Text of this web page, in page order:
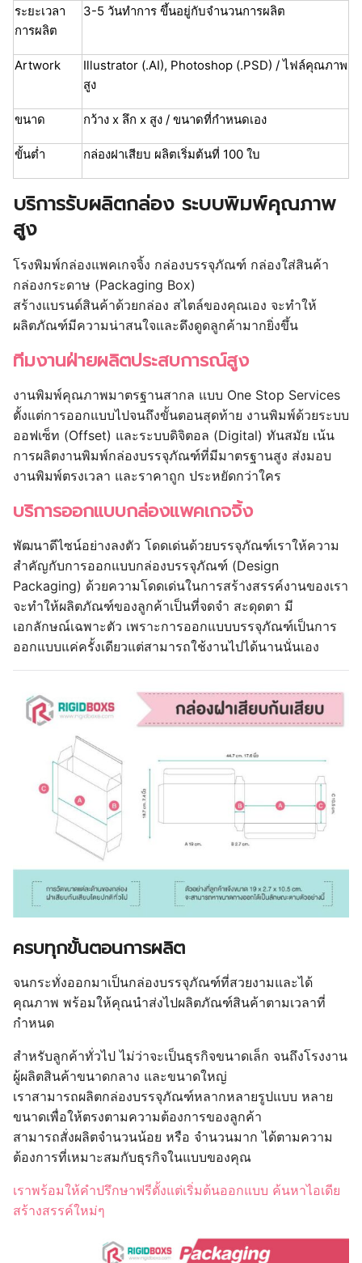
ระยะเวลา
การผลิต
3-5 วันทำการ ขึ้นอยู่กับจำนวนการผลิต
Artwork
Illustrator (.AI), Photoshop (.PSD) / ไฟล์คุณภาพ
สูง
ขนาด กว้าง x ลึก x สูง / ขนาดที่กำหนดเอง
ขั้นต่ำ กล่องฝาเสียบ ผลิตเริ่มต้นที่ 100 ใบ
บริการรับผลิตกล่อง ระบบพิมพ์คุณภาพ
สูง
โรงพิมพ์กล่องแพคเกจจิ้ง กล่องบรรจุภัณฑ์ กล่องใส่สินค้า
กล่องกระดาษ (Packaging Box)
สร้างแบรนด์สินค้าด้วยกล่อง สไตล์ของคุณเอง จะทำให้
ผลิตภัณฑ์มีความน่าสนใจและดึงดูดลูกค้ามากยิ่งขึ้น
ทีมงานฝ่ายผลิตประสบการณ์สูง
งานพิมพ์คุณภาพมาตรฐานสากล แบบ One Stop Services
ตั้งแต่การออกแบบไปจนถึงขั้นตอนสุดท้าย งานพิมพ์ด้วยระบบ
ออฟเซ็ท (Offset) และระบบดิจิตอล (Digital) ทันสมัย เน้น
การผลิตงานพิมพ์กล่องบรรจุภัณฑ์ที่มีมาตรฐานสูง ส่งมอบ
งานพิมพ์ตรงเวลา และราคาถูก ประหยัดกว่าใคร
บริการออกแบบกล่องแพคเกจจิ้ง
พัฒนาดีไซน์อย่างลงตัว โดดเด่นด้วยบรรจุภัณฑ์เราให้ความ
สำคัญกับการออกแบบกล่องบรรจุภัณฑ์ (Design
Packaging) ด้วยความโดดเด่นในการสร้างสรรค์งานของเรา
จะทำให้ผลิตภัณฑ์ของลูกค้าเป็นที่จดจำ สะดุดตา มี
เอกลักษณ์เฉพาะตัว เพราะการออกแบบบรรจุภัณฑ์เป็นการ
ออกแบบแค่ครั้งเดียวแต่สามารถใช้งานไปได้นานนั่นเอง
ครบทุกขั้นตอนการผลิต
จนกระทั่งออกมาเป็นกล่องบรรจุภัณฑ์ที่สวยงามและได้
คุณภาพ พร้อมให้คุณนำส่งไปผลิตภัณฑ์สินค้าตามเวลาที่
กำหนด
สำหรับลูกค้าทั่วไป ไม่ว่าจะเป็นธุรกิจขนาดเล็ก จนถึงโรงงาน
ผู้ผลิตสินค้าขนาดกลาง และขนาดใหญ่
เราสามารถผลิตกล่องบรรจุภัณฑ์หลากหลายรูปแบบ หลาย
ขนาดเพื่อให้ตรงตามความต้องการของลูกค้า
สามารถสั่งผลิตจำนวนน้อย หรือ จำนวนมาก ได้ตามความ
ต้องการที่เหมาะสมกับธุรกิจในแบบของคุณ
เราพร้อมให้คำปรึกษาฟรีตั้งแต่เริ่มต้นออกแบบ ค้นหาไอเดีย
สร้างสรรค์ใหม่ๆ